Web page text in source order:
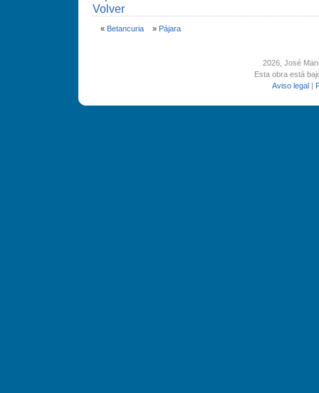
Volver
« Betancuria» Pájara
2026, José
Esta obra está
Aviso legal |